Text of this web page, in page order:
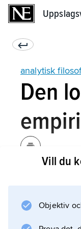
analytisk
Den
logiska
(andra vanliga
logiska
Vill du
Objektiv